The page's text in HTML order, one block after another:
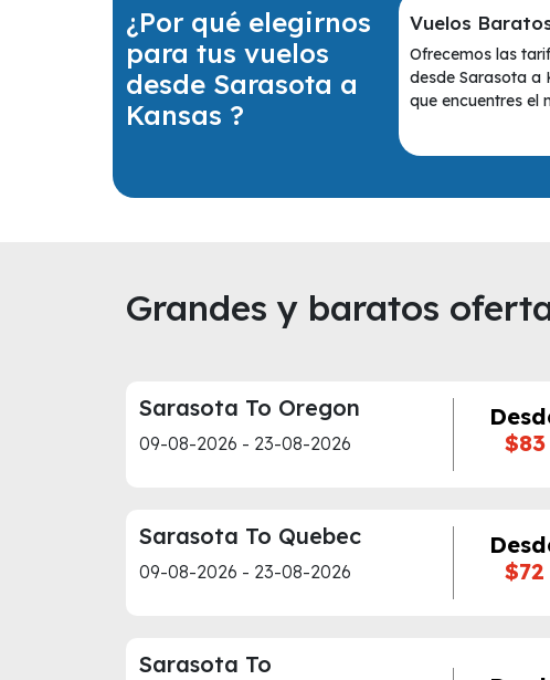
¿Por qué elegirnos
para tus vuelos
desde Sarasota a
Kansas ?
Vuelos
Ofrecemos las
desde Sarasota a
que encuentres el
Grandes y baratos
Sarasota To Oregon
09-08-2026 - 23-08-2026
$83
Sarasota To Quebec
09-08-2026 - 23-08-2026
$72
Sarasota To